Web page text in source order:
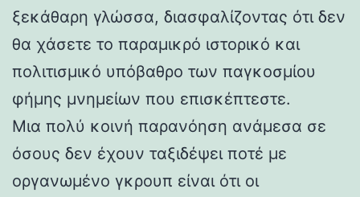
ξεκάθαρη γλώσσα, διασφαλίζοντας ότι δεν
θα χάσετε το παραμικρό ιστορικό και
πολιτισμικό υπόβαθρο των παγκοσμίου
φήμης μνημείων που επισκέπτεστε.
Μια πολύ κοινή παρανόηση ανάμεσα σε
όσους δεν έχουν ταξιδέψει ποτέ με
οργανωμένο γκρουπ είναι ότι οι